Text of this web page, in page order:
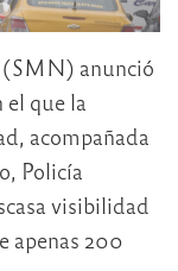
(SMN) anunció
el que la
acompañada
Policía
visibilidad
apenas 200